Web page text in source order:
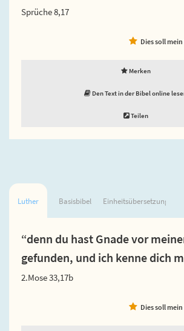
Sprüche 8,17
Dies soll
Merken
Den Text in der Bibel online
Teilen
Luther Basisbibel Einheitsübersetzung
“denn du hast Gnade vor
gefunden, und ich kenne dich
2.Mose 33,17b
Dies soll